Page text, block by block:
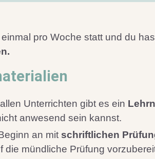
pro Woche statt und du
Unterrichten gibt es ein
anwesend sein kannst.
an mit schriftlichen
die mündliche Prüfung